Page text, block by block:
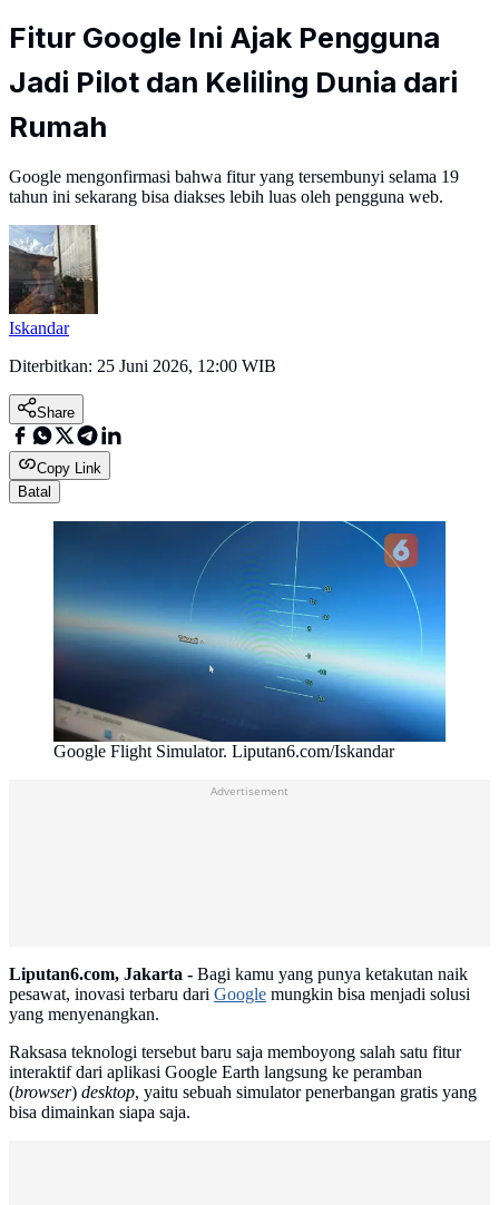
Fitur Google Ini Ajak Pengguna
Jadi Pilot dan Keliling Dunia dari
Rumah
Google mengonfirmasi bahwa fitur yang tersembunyi selama 19
tahun ini sekarang bisa diakses lebih luas oleh pengguna web.
Iskandar
Diterbitkan: 25 Juni 2026, 12:00 WIB
Share
Copy Link
Batal
Google Flight Simulator. Liputan6.com/Iskandar
Advertisement
Liputan6.com, Jakarta - Bagi kamu yang punya ketakutan naik
pesawat, inovasi terbaru dari Google mungkin bisa menjadi solusi
yang menyenangkan.
Raksasa teknologi tersebut baru saja memboyong salah satu fitur
interaktif dari aplikasi Google Earth langsung ke peramban
(browser) desktop, yaitu sebuah simulator penerbangan gratis yang
bisa dimainkan siapa saja.